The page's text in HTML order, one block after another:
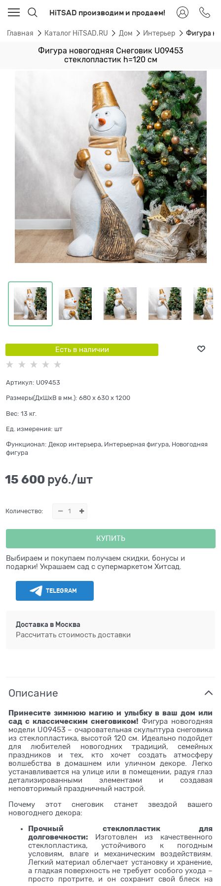
HiTSAD производим и продаем!
Главная Каталог HiTSAD.RU Дом Интерьер Фигура
Фигура новогодняя Снеговик U09453
стеклопластик h=120 см
Есть в наличии
Артикул: U09453
Размеры(ДхШхВ в мм.): 680 x 630 x 1200
Вес: 13 кг.
Ед. измерения: шт
Функционал: Декор интерьера, Интерьерная фигура, Новогодняя
фигура
15 600 руб./шт
Количество:
КУПИТЬ
Выбираем и покупаем получаем скидки, бонусы и
подарки! Украшаем сад с супермаркетом Хитсад.
TELEGRAM
Доставка в Москва
Рассчитать стоимость доставки
Описание
Принесите зимнюю магию и улыбку в ваш дом или
сад с классическим снеговиком! Фигура новогодняя
модели U09453 – очаровательная скульптура снеговика
из стеклопластика, высотой 120 см. Идеально подойдет
для любителей новогодних традиций, семейных
праздников и тех, кто хочет создать атмосферу
волшебства в домашнем или уличном декоре. Легко
устанавливается на улице или в помещении, радуя глаз
детализированными элементами и создавая
неповторимый праздничный настрой.
Почему этот снеговик станет звездой вашего
новогоднего декора:
Прочный стеклопластик для
долговечности: Изготовлен из качественного
стеклопластика, устойчивого к погодным
условиям, влаге и механическим воздействиям.
Легкий материал облегчает установку и хранение,
а гладкая поверхность не требует особого ухода –
просто протрите, и он сохранит свой блеск на